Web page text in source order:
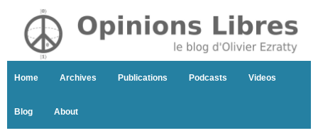
Home Archives Publications Podcasts Videos
Blog About